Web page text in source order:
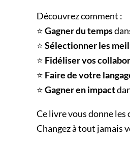
Découvrez comment :
⭐Gagner du temps
⭐Sélectionner les
⭐ Fidéliser vos
⭐ Faire de votre
⭐Gagner en impact
Ce livre vous donne
Changez à tout jamais